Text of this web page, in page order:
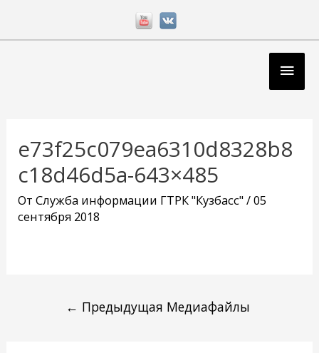
e73f25c079ea6310d8328b8
c18d46d5a-643×485
ОтСлужба информации ГТРК "Кузбасс"/05
сентября 2018
записям
← Предыдущая Медиафайлы